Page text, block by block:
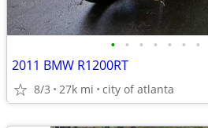
• • • • • • •
2011 BMW R1200RT
8/3 27k mi city of atlanta